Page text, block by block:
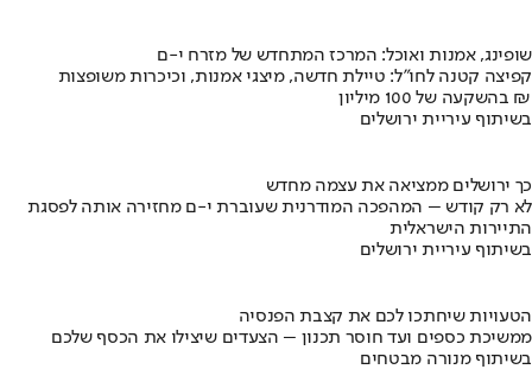
שופינג, אמנות ואוכל: המרכז המתחדש של מזרח י-ם
קפיצה קטנה לחו"ל: טיילת חדשה, מיצגי אמנות, וכיכרות משופצות
בהשקעה של 100 מיליון ₪
בשיתוף עיריית ירושלים
כך ירושלים ממציאה את עצמה מחדש
לא רק קודש – המהפכה המודרנית שעוברת י-ם מחזירה אותה לפסגת
התיירות הישראלית
בשיתוף עיריית ירושלים
הטעויות שיחתכו לכם את קצבת הפנסיה
ממשיכת כספים ועד חוסר תכנון – הצעדים שיצילו את הכסף שלכם
בשיתוף מנורה מבטחים